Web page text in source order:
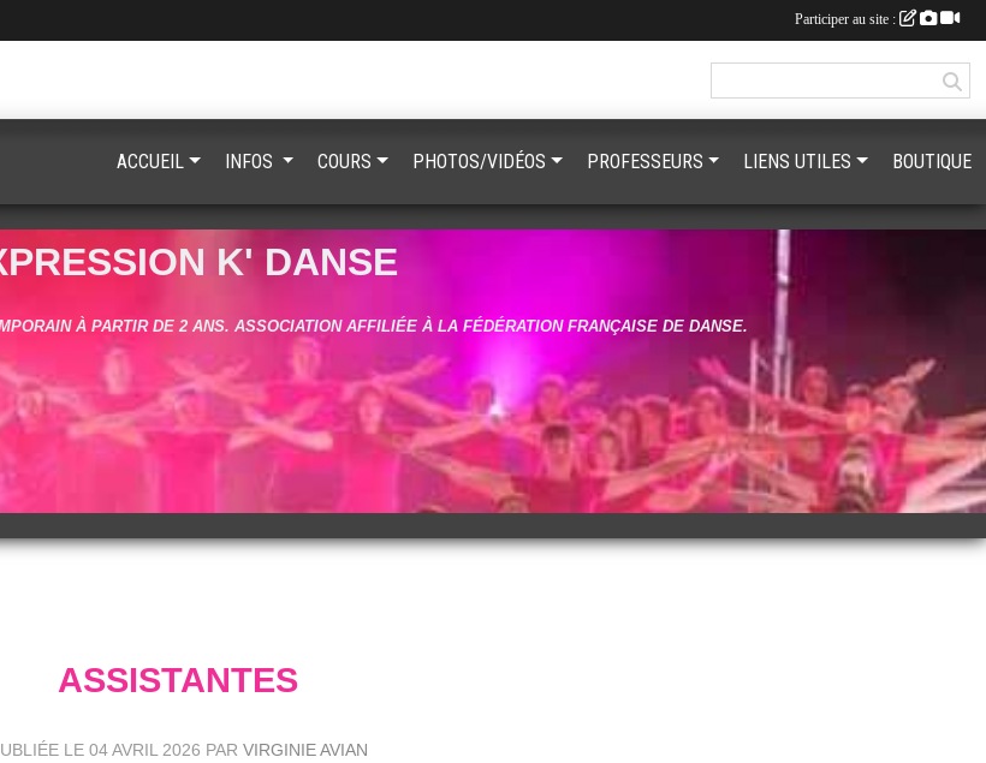
K' DANSE
À PARTIR DE 2 ANS. ASSOCIATION AFFILIÉE À LA FÉDÉRATION FRANÇAISE DE DANSE.
ASSISTANTES
LE 04 AVRIL 2026 PAR VIRGINIE AVIAN
ACCUEIL INFOS COURS PHOTOS/VIDÉOS PROFESSEURS LIENS UTILES BOUTIQUE
Participer au site :